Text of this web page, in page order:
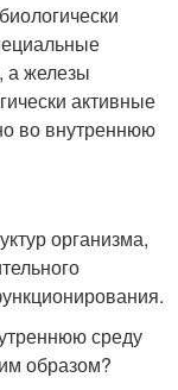
а железы
активные
во внутреннюю
организма,
среду
образом?